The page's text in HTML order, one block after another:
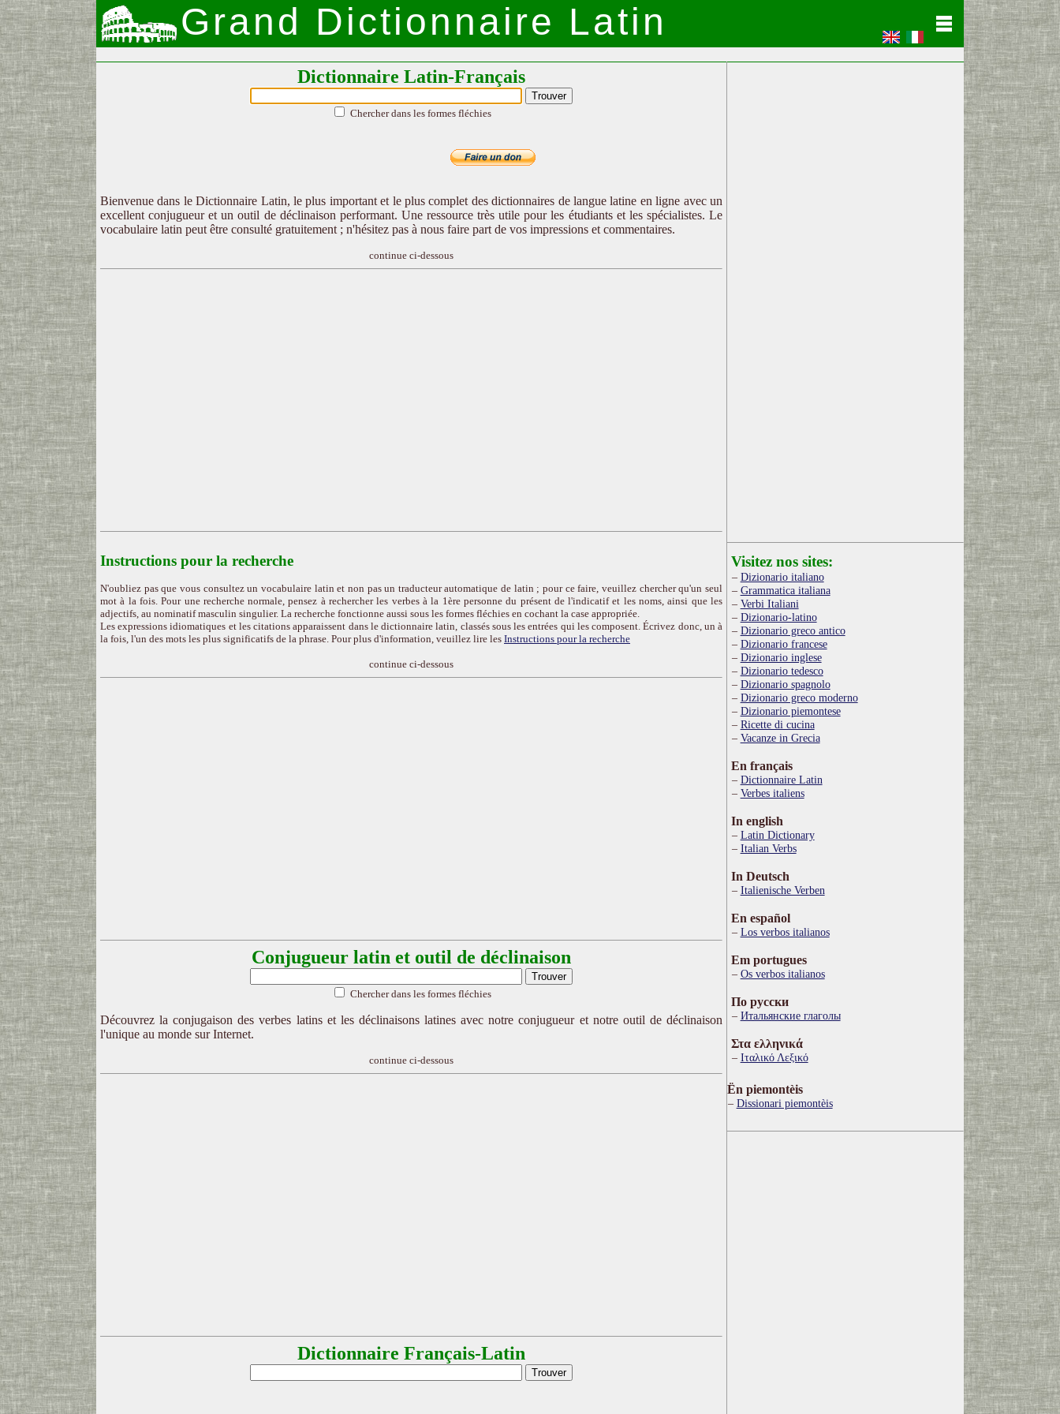
Grand Dictionnaire Latin
Dictionnaire Latin-Français
Chercher dans les formes fléchies
Bienvenue dans le Dictionnaire Latin, le plus important et le plus complet des dictionnaires de langue latine en ligne avec un
excellent conjugueur et un outil de déclinaison performant. Une ressource très utile pour les étudiants et les spécialistes. Le
vocabulaire latin peut être consulté gratuitement ; n'hésitez pas à nous faire part de vos impressions et commentaires.
continue ci-dessous
Instructions pour la recherche
N'oubliez pas que vous consultez un vocabulaire latin et non pas un traducteur automatique de latin ; pour ce faire, veuillez chercher qu'un seul
mot à la fois. Pour une recherche normale, pensez à rechercher les verbes à la 1ère personne du présent de l'indicatif et les noms, ainsi que les
adjectifs, au nominatif masculin singulier. La recherche fonctionne aussi sous les formes fléchies en cochant la case appropriée.
Les expressions idiomatiques et les citations apparaissent dans le dictionnaire latin, classés sous les entrées qui les composent. Écrivez donc, un à
la fois, l'un des mots les plus significatifs de la phrase. Pour plus d'information, veuillez lire les Instructions pour la recherche
continue ci-dessous
Conjugueur latin et outil de déclinaison
Chercher dans les formes fléchies
Découvrez la conjugaison des verbes latins et les déclinaisons latines avec notre conjugueur et notre outil de déclinaison
l'unique au monde sur Internet.
continue ci-dessous
Dictionnaire Français-Latin
Visitez nos sites:
Dizionario italiano
Grammatica italiana
Verbi Italiani
Dizionario-latino
Dizionario greco antico
Dizionario francese
Dizionario inglese
Dizionario tedesco
Dizionario spagnolo
Dizionario greco moderno
Dizionario piemontese
Ricette di cucina
Vacanze in Grecia
En français
Dictionnaire Latin
Verbes italiens
In english
Latin Dictionary
Italian Verbs
In Deutsch
Italienische Verben
En español
Los verbos italianos
Em portugues
Os verbos italianos
По русски
Итальянские глаголы
Στα ελληνικά
Ιταλικό Λεξικό
Ën piemontèis
Dissionari piemontèis